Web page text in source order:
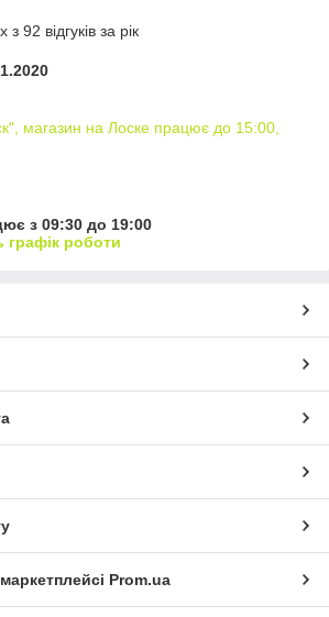
92 відгуків за рік
магазин на Лоске працює до 15:00,
з 09:30 до 19:00
графік роботи
Prom.ua